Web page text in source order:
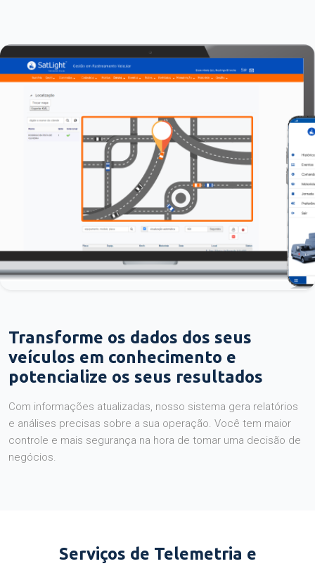
Transforme os dados dos seus
veículos em conhecimento e
potencialize os seus resultados
Com informações atualizadas, nosso sistema gera relatórios
e análises precisas sobre a sua operação. Você tem maior
controle e mais segurança na hora de tomar uma decisão de
negócios.
Serviços de Telemetria e